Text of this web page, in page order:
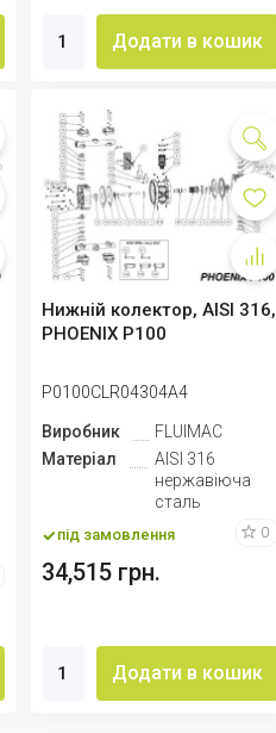
Додати в кошик
Нижній колектор, AISI 316,
PHOENIX P100
P0100CLR04304A4
Виробник
FLUIMAC
Матеріал
AISI 316
нержавіюча
сталь
під замовлення 0
34,515 грн.
Додати в кошик